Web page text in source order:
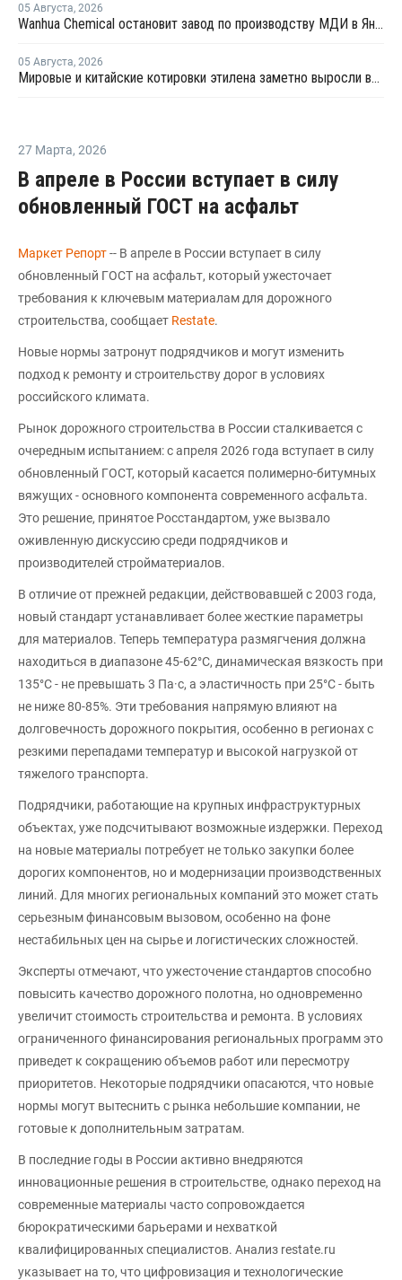
05 Августа, 2026
Wanhua Chemical остановит завод по производству МДИ в Яньтае для планового ремонта
05 Августа, 2026
Мировые и китайские котировки этилена заметно выросли во второй половине июля
27 Марта, 2026
В апреле в России вступает в силу
обновленный ГОСТ на асфальт
Маркет Репорт-- В апреле в России вступает в силу
обновленный ГОСТ на асфальт, который ужесточает
требования к ключевым материалам для дорожного
строительства, сообщает Restate.
Новые нормы затронут подрядчиков и могут изменить
подход к ремонту и строительству дорог в условиях
российского климата.
Рынок дорожного строительства в России сталкивается с
очередным испытанием: с апреля 2026 года вступает в силу
обновленный ГОСТ, который касается полимерно-битумных
вяжущих - основного компонента современного асфальта.
Это решение, принятое Росстандартом, уже вызвало
оживленную дискуссию среди подрядчиков и
производителей стройматериалов.
В отличие от прежней редакции, действовавшей с 2003 года,
новый стандарт устанавливает более жесткие параметры
для материалов. Теперь температура размягчения должна
находиться в диапазоне 45-62°C, динамическая вязкость при
135°C - не превышать 3 Па·с, а эластичность при 25°C - быть
не ниже 80-85%. Эти требования напрямую влияют на
долговечность дорожного покрытия, особенно в регионах с
резкими перепадами температур и высокой нагрузкой от
тяжелого транспорта.
Подрядчики, работающие на крупных инфраструктурных
объектах, уже подсчитывают возможные издержки. Переход
на новые материалы потребует не только закупки более
дорогих компонентов, но и модернизации производственных
линий. Для многих региональных компаний это может стать
серьезным финансовым вызовом, особенно на фоне
нестабильных цен на сырье и логистических сложностей.
Эксперты отмечают, что ужесточение стандартов способно
повысить качество дорожного полотна, но одновременно
увеличит стоимость строительства и ремонта. В условиях
ограниченного финансирования региональных программ это
приведет к сокращению объемов работ или пересмотру
приоритетов. Некоторые подрядчики опасаются, что новые
нормы могут вытеснить с рынка небольшие компании, не
готовые к дополнительным затратам.
В последние годы в России активно внедряются
инновационные решения в строительстве, однако переход на
современные материалы часто сопровождается
бюрократическими барьерами и нехваткой
квалифицированных специалистов. Анализ restate.ru
указывает на то, что цифровизация и технологические